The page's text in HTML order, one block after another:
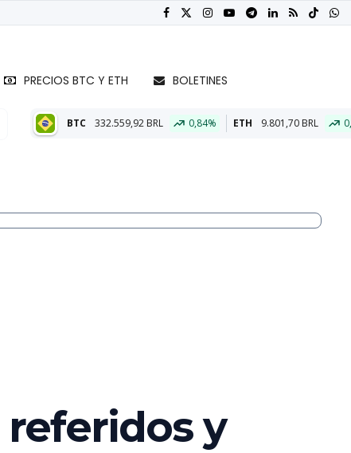
PRECIOS BTC Y ETH
BOLETINES
BRL 0,84% ETH 9.801,70 BRL 0,74% BTC
y